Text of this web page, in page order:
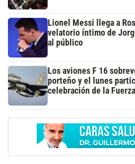
Lionel Messi llega a
velatorio íntimo de
al público
Los aviones F 16
porteño y el lunes
celebración de la